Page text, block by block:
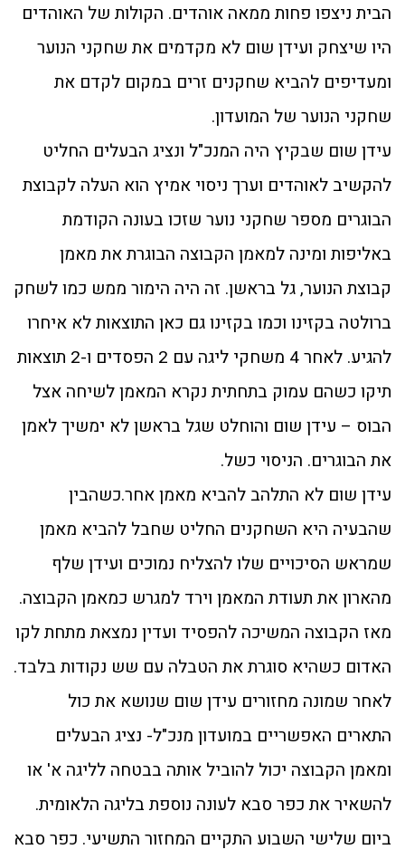
הבית ניצפו פחות ממאה אוהדים. הקולות של האוהדים
היו שיצחק ועידן שום לא מקדמים את שחקני הנוער
ומעדיפים להביא שחקנים זרים במקום לקדם את
שחקני הנוער של המועדון.
עידן שום שבקיץ היה המנכ"ל ונציג הבעלים החליט
להקשיב לאוהדים וערך ניסוי אמיץ הוא העלה לקבוצת
הבוגרים מספר שחקני נוער שזכו בעונה הקודמת
באליפות ומינה למאמן הקבוצה הבוגרת את מאמן
קבוצת הנוער, גל בראשן. זה היה הימור ממש כמו לשחק
ברולטה בקזינו וכמו בקזינו גם כאן התוצאות לא איחרו
להגיע. לאחר 4 משחקי ליגה עם 2 הפסדים ו-2 תוצאות
תיקו כשהם עמוק בתחתית נקרא המאמן לשיחה אצל
הבוס – עידן שום והוחלט שגל בראשן לא ימשיך לאמן
את הבוגרים. הניסוי כשל.
עידן שום לא התלהב להביא מאמן אחר.כשהבין
שהבעיה היא השחקנים החליט שחבל להביא מאמן
שמראש הסיכויים שלו להצליח נמוכים ועידן שלף
מהארון את תעודת המאמן וירד למגרש כמאמן הקבוצה.
מאז הקבוצה המשיכה להפסיד ועדין נמצאת מתחת לקו
האדום כשהיא סוגרת את הטבלה עם שש נקודות בלבד.
לאחר שמונה מחזורים עידן שום שנושא את כול
התארים האפשריים במועדון מנכ"ל- נציג הבעלים
ומאמן הקבוצה יכול להוביל אותה בבטחה לליגה א' או
להשאיר את כפר סבא לעונה נוספת בליגה הלאומית.
ביום שלישי השבוע התקיים המחזור התשיעי. כפר סבא